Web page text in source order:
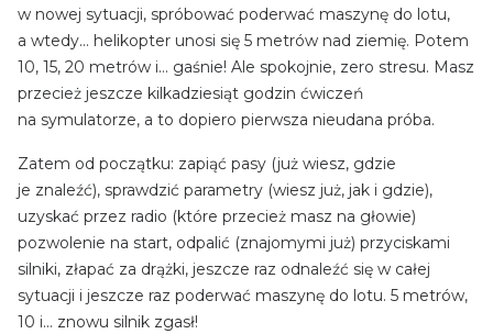
w nowej sytuacji, spróbować poderwać maszynę do lotu,
a wtedy… helikopter unosi się 5 metrów nad ziemię. Potem
10, 15, 20 metrów i… gaśnie! Ale spokojnie, zero stresu. Masz
przecież jeszcze kilkadziesiąt godzin ćwiczeń
na symulatorze, a to dopiero pierwsza nieudana próba.
Zatem od początku: zapiąć pasy (już wiesz, gdzie
je znaleźć), sprawdzić parametry (wiesz już, jak i gdzie),
uzyskać przez radio (które przecież masz na głowie)
pozwolenie na start, odpalić (znajomymi już) przyciskami
silniki, złapać za drążki, jeszcze raz odnaleźć się w całej
sytuacji i jeszcze raz poderwać maszynę do lotu. 5 metrów,
10 i… znowu silnik zgasł!